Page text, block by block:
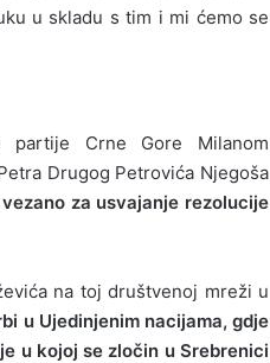
u skladu s tim i mi ćemo se
partije Crne Gore Milanom
Drugog Petrovića Njegoša
za usvajanje rezolucije
na toj društvenoj mreži u
u Ujedinjenim nacijama, gdje
u kojoj se zločin u Srebrenici